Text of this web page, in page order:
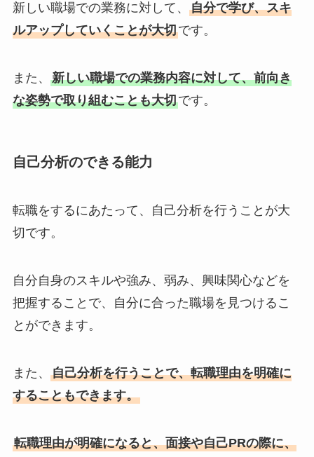
新しい職場での業務に対して、 自分で学び、スキ
ルアップしていくことが大切です。
また、 新しい職場での業務内容に対して、前向き
な姿勢で取り組むことも大切です。
自己分析のできる能力
転職をするにあたって、自己分析を行うことが大
切です。
自分自身のスキルや強み、弱み、興味関心などを
把握することで、自分に合った職場を見つけるこ
とができます。
また、 自己分析を行うことで、転職理由を明確に
することもできます。
転職理由が明確になると、面接や自己PRの際に、